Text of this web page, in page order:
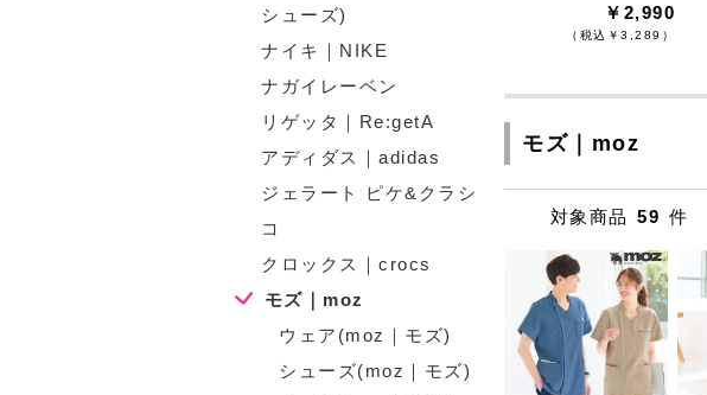
シューズ)
ナイキ｜NIKE
ナガイレーベン
リゲッタ｜Re:getA
アディダス｜adidas
ジェラート ピケ&クラシ
コ
クロックス｜crocs
モズ｜moz
ウェア(moz｜モズ)
シューズ(moz｜モズ)
￥2,990
（税込￥3,289）
モズ｜moz
対象商品 59 件